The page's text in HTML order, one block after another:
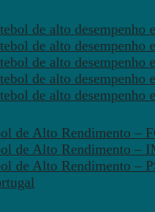
de alto desempenho
de alto desempenho
de alto desempenho
de alto desempenho
de alto desempenho
de Alto Rendimento –
de Alto Rendimento –
de Alto Rendimento –